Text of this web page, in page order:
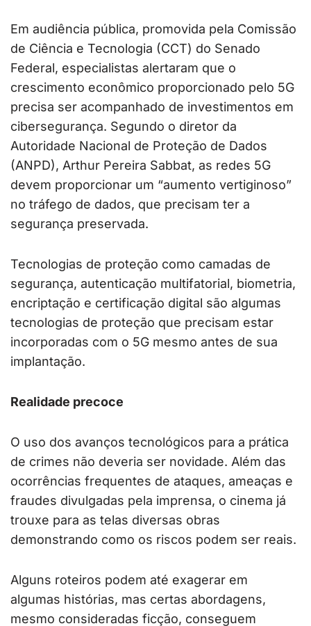
Em audiência pública, promovida pela Comissão
de Ciência e Tecnologia (CCT) do Senado
Federal, especialistas alertaram que o
crescimento econômico proporcionado pelo 5G
precisa ser acompanhado de investimentos em
cibersegurança. Segundo o diretor da
Autoridade Nacional de Proteção de Dados
(ANPD), Arthur Pereira Sabbat, as redes 5G
devem proporcionar um “aumento vertiginoso”
no tráfego de dados, que precisam ter a
segurança preservada.
Tecnologias de proteção como camadas de
segurança, autenticação multifatorial, biometria,
encriptação e certificação digital são algumas
tecnologias de proteção que precisam estar
incorporadas com o 5G mesmo antes de sua
implantação.
Realidade precoce
O uso dos avanços tecnológicos para a prática
de crimes não deveria ser novidade. Além das
ocorrências frequentes de ataques, ameaças e
fraudes divulgadas pela imprensa, o cinema já
trouxe para as telas diversas obras
demonstrando como os riscos podem ser reais.
Alguns roteiros podem até exagerar em
algumas histórias, mas certas abordagens,
mesmo consideradas ficção, conseguem